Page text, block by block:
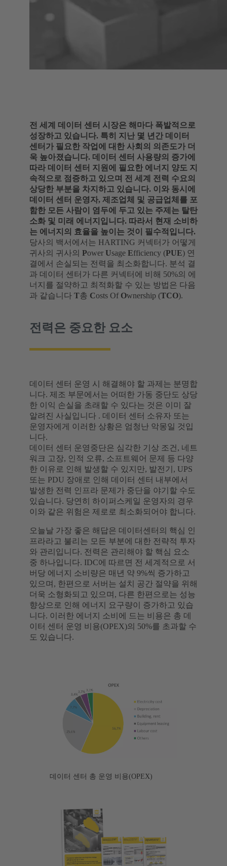
전 세계 데이터 센터 시장은 해마다 폭발적으로
성장하고 있습니다. 특히 지난 몇 년간 데이터
센터가 필요한 작업에 대한 사회의 의존도가 더
욱 높아졌습니다. 데이터 센터 사용량의 증가에
따라 데이터 센터 지원에 필요한 에너지 양도 지
속적으로 점증하고 있으며 전 세계 전력 수요의
상당한 부분을 차지하고 있습니다. 이와 동시에
데이터 센터 운영자, 제조업체 및 공급업체를 포
함한 모든 사람이 염두에 두고 있는 주제는 탈탄
소화 및 미래 에너지입니다. 따라서 현재 소비하
는 에너지의 효율을 높이는 것이 필수적입니다.
당사의 백서에서는 HARTING 커넥터가 어떻게
귀사의 귀사의 Power Usage Efficiency (PUE) 연
결에서 손실되는 전력을 최소화합니다. 분석 결
과 데이터 센터가 다른 커넥터에 비해 50%의 에
너지를 절약하고 최적화할 수 있는 방법은 다음
과 같습니다 T총 Costs Of Ownership (TCO).
전력은 중요한 요소
데이터 센터 운영 시 해결해야 할 과제는 분명합
니다. 제조 부문에서는 어떠한 가동 중단도 상당
한 이익 손실을 초래할 수 있다는 것은 이미 잘
알려진 사실입니다 . 데이터 센터 소유자 또는
운영자에게 이러한 상황은 엄청난 악몽일 것입
니다.
데이터 센터 운영중단은 심각한 기상 조건, 네트
워크 고장, 인적 오류, 소프트웨어 문제 등 다양
한 이유로 인해 발생할 수 있지만, 발전기, UPS
또는 PDU 장애로 인해 데이터 센터 내부에서
발생한 전력 인프라 문제가 중단을 야기할 수도
있습니다. 당연히 하이퍼스케일 운영자의 경우
이와 같은 위험은 제로로 최소화되어야 합니다.
오늘날 가장 좋은 해답은 데이터센터의 핵심 인
프라라고 불리는 모든 부분에 대한 전략적 투자
와 관리입니다. 전력은 관리해야 할 핵심 요소
중 하나입니다. IDC에 따르면 전 세계적으로 서
버당 에너지 소비량은 매년 약 9%씩 증가하고
있으며, 한편으로 서버는 설치 공간 절약을 위해
더욱 소형화되고 있으며, 다른 한편으로는 성능
향상으로 인해 에너지 요구량이 증가하고 있습
니다. 이러한 에너지 소비에 드는 비용은 총 데
이터 센터 운영 비용(OPEX)의 50%를 초과할 수
도 있습니다.
데이터 센터 총 운영 비용(OPEX)